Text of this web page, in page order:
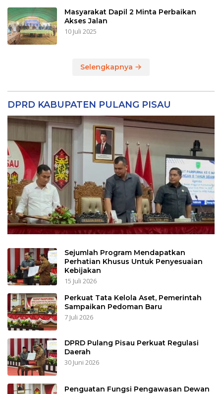
Masyarakat Dapil 2 Minta Perbaikan
Akses Jalan
10 Juli 2025
Selengkapnya
DPRD KABUPATEN PULANG PISAU
Sejumlah Program Mendapatkan
Perhatian Khusus Untuk Penyesuaian
Kebijakan
15 Juli 2026
Perkuat Tata Kelola Aset, Pemerintah
Sampaikan Pedoman Baru
7 Juli 2026
DPRD Pulang Pisau Perkuat Regulasi
Daerah
30 Juni 2026
Penguatan Fungsi Pengawasan Dewan